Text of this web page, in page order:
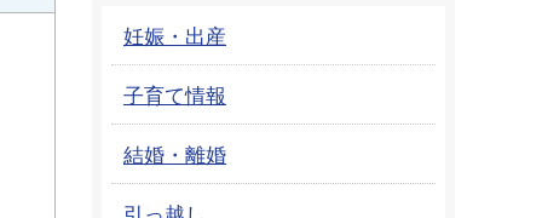
妊娠・出産
子育て情報
結婚・離婚